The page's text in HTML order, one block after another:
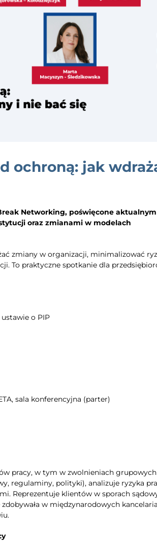
ochroną: jak
Networking, poświęcone aktualnym
oraz zmianami w modelach
zmiany w organizacji, minimalizować
To praktyczne spotkanie dla
o PIP
sala konferencyjna (parter)
pracy, w tym w zwolnieniach
regulaminy, polityki), analizuje ryzyka
Reprezentuje klientów w sporach
w międzynarodowych